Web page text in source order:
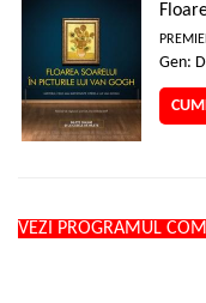
Gen:
VEZI PROGRAMUL